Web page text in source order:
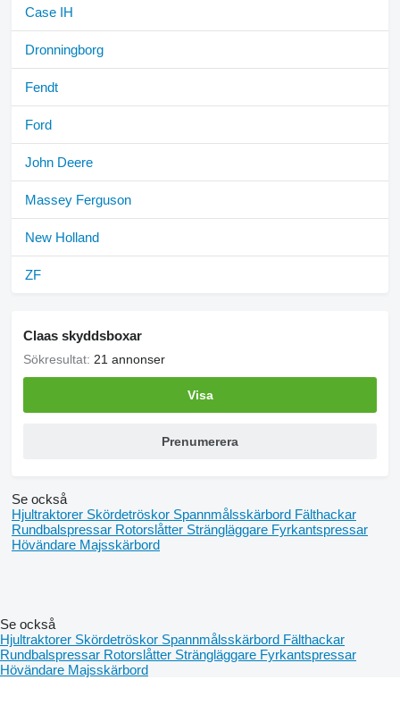
Case IH
Dronningborg
Fendt
Ford
John Deere
Massey Ferguson
New Holland
ZF
Claas skyddsboxar
Sökresultat: 21 annonser
Visa
Prenumerera
Se också
Hjultraktorer Skördetröskor Spannmålsskärbord Fälthackar
Rundbalspressar Rotorslåtter Strängläggare Fyrkantspressar
Hövändare Majsskärbord
Se också
Hjultraktorer Skördetröskor Spannmålsskärbord Fälthackar
Rundbalspressar Rotorslåtter Strängläggare Fyrkantspressar
Hövändare Majsskärbord